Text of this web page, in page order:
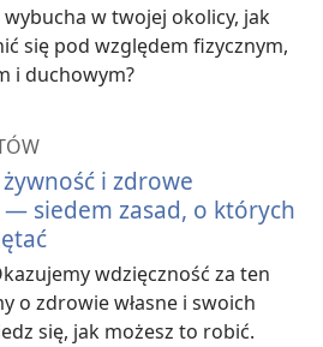
wybucha w twojej okolicy, jak
się pod względem fizycznym,
i duchowym?
i zdrowe
siedem zasad, o których
wdzięczność za ten
o zdrowie własne i swoich
się, jak możesz to robić.